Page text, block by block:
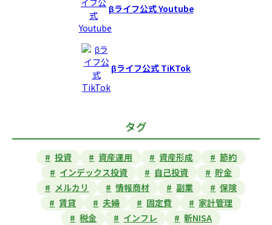
βライフ公式 Youtube
βライフ公式 TiKTok
タグ
投資 資産運用 資産形成
節約
インデックス投資
自己投資
貯金
メルカリ
情報商材 副業
保険
賃貸
夫婦 固定費
家計管理
税金
インフレ 新NISA